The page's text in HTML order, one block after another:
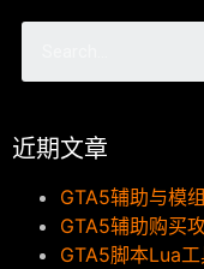
近期文章
GTA5辅助与模
GTA5辅助购买
GTA5脚本Lua工